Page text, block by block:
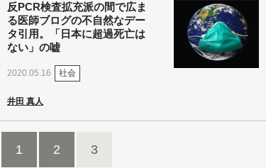
反PCR検査拡充派の間で広ま
る医師ブログの不自然なデー
タ引用。「日本に超過死亡は
ない」の嘘
2020.05.16 社会
井田 真人
1 2 3